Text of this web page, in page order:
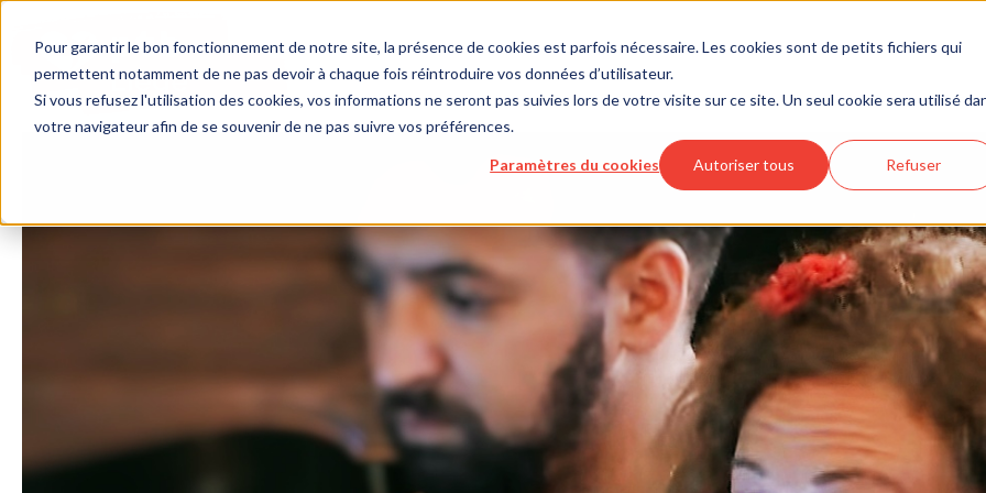
Pour garantir le bon fonctionnement de notre site, la présence de cookies est parfois nécessaire. Les cookies sont de petits fichiers qui
permettent notamment de ne pas devoir à chaque fois réintroduire vos données d’utilisateur.
Si vous refusez l'utilisation des cookies, vos informations ne seront pas suivies lors de votre visite sur ce site. Un seul cookie sera utilisé
votre navigateur afin de se souvenir de ne pas suivre vos préférences.
Paramètres du cookies Autoriser tous Refuser